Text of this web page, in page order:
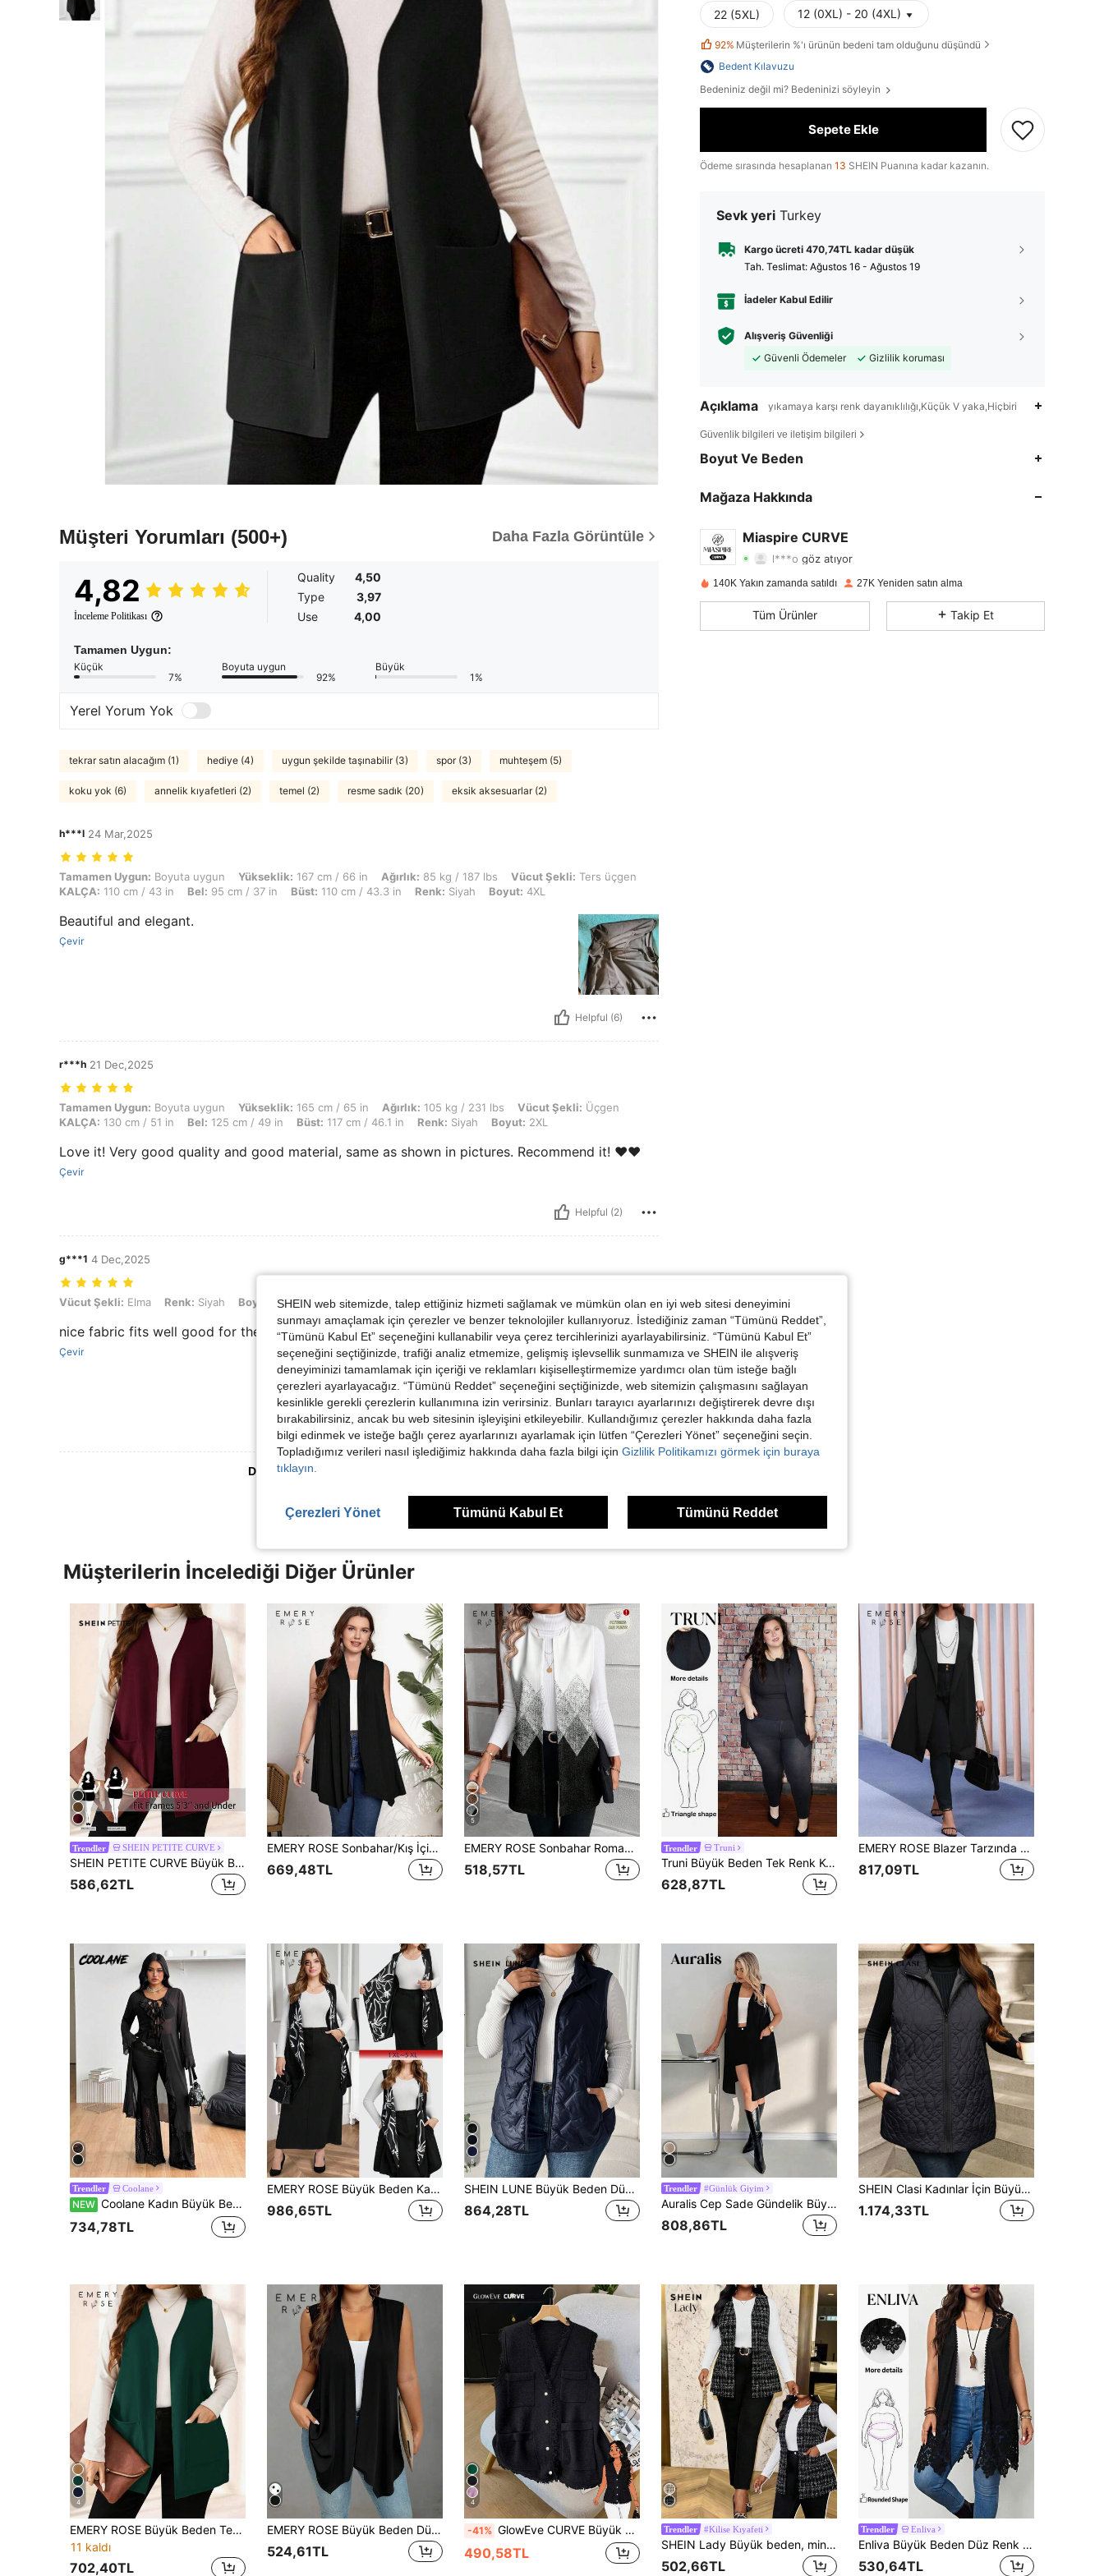
Müşteri Yorumları (500+) Daha Fazla Görüntüle
4,82
İnceleme Politikası
Quality
4,50
Type
3,97
Use
4,00
Tamamen Uygun:
Küçük
7%
Boyuta uygun
92%
Büyük
1%
Yerel Yorum Yok
tekrar satın alacağım (1) hediye (4) uygun şekilde taşınabilir (3) spor (3) muhteşem (5)
koku yok (6) annelik kıyafetleri (2) temel (2) resme sadık (20) eksik aksesuarlar (2)
h***l 24 Mar,2025
Tamamen Uygun: Boyuta uygun, Yükseklik: 167 cm / 66 in, Ağırlık: 85 kg / 187 lbs, Vücut Şekli: Ters üçgen, KALÇA: 110 cm / 43 in, Bel: 95 cm / 37 in, Büst: 110 cm / 43.3 in, Renk: Siyah, Boyut: 4XL
Tamamen Uygun: Boyuta uygun Yükseklik: 167 cm / 66 in Ağırlık: 85 kg / 187 lbs Vücut Şekli: Ters üçgen
KALÇA: 110 cm / 43 in Bel: 95 cm / 37 in Büst: 110 cm / 43.3 in Renk: Siyah Boyut: 4XL
Beautiful and elegant.
Çevir
Helpful (6)
r***h 21 Dec,2025
Tamamen Uygun: Boyuta uygun, Yükseklik: 165 cm / 65 in, Ağırlık: 105 kg / 231 lbs, Vücut Şekli: Üçgen, KALÇA: 130 cm / 51 in, Bel: 125 cm / 49 in, Büst: 117 cm / 46.1 in, Renk: Siyah, Boyut: 2XL
Tamamen Uygun: Boyuta uygun Yükseklik: 165 cm / 65 in Ağırlık: 105 kg / 231 lbs Vücut Şekli: Üçgen
KALÇA: 130 cm / 51 in Bel: 125 cm / 49 in Büst: 117 cm / 46.1 in Renk: Siyah Boyut: 2XL
Love it! Very good quality and good material, same as shown in pictures. Recommend it! ❤️❤️
Çevir
Helpful (2)
g***1 4 Dec,2025
Vücut Şekli: Elma, Renk: Siyah, Boyut: 4XL
Vücut Şekli: Elma Renk: Siyah Boyut: 4XL
nice fabric fits well good for the price
Çevir
Helpful (1)
Daha Fazla Değerlendirme Görüntüle
22 (5XL) 12 (0XL) - 20 (4XL)
92% Müşterilerin %'ı ürünün bedeni tam olduğunu düşündü
Bedent Kılavuzu
Bedeniniz değil mi? Bedeninizi söyleyin
Sepete Ekle
Ödeme sırasında hesaplanan 13 SHEIN Puanına kadar kazanın.
Sevk yeri Turkey
Kargo ücreti 470,74TL kadar düşük
Tah. Teslimat: Ağustos 16 - Ağustos 19
İadeler Kabul Edilir
Alışveriş Güvenliği
Güvenli Ödemeler
Gizlilik koruması
Açıklama yıkamaya karşı renk dayanıklılığı,Küçük V yaka,Hiçbiri
Güvenlik bilgileri ve iletişim bilgileri
Boyut Ve Beden
Mağaza Hakkında
Miaspire CURVE
4,77
4,77
4,77 Derecelendirme
4,77 560 7.3K
140K Yakın zamanda satıldı 27K Yeniden satın alma
Tüm Ürünler Takip Et
Müşterilerin İncelediği Diğer Ürünler
Trendler SHEIN PETITE CURVE
SHEIN PETITE CURVE Büyük Beden Tek Renk Kolsuz Bol Cepli Sade Günlük Mont, İlkbahar/Yaz, Sonbahar/Kış Tatili
586,62TL
EMERY ROSE Sonbahar/Kış İçin Plus Solid Açık Ön Yelek Mont
669,48TL
5
EMERY ROSE Sonbahar Romantik Günlük Siyah Beyaz Ombre Baklava Desenli Geometrik Baskılı Büyük Beden Kadın Ceket, Kadın Yelek, Siyah Beyaz Palto, Yılbaşı, Ofis, Dış Giyim İlkbahar
518,57TL
Trendler Truni
Truni Büyük Beden Tek Renk Kolsuz Bol Cepli Sade Günlük Ceket, İlkbahar/Yaz, Yazlık Giysiler, Kadın Tatil Kıyafetleri / Sonbahar/Kış Tatili
628,87TL
EMERY ROSE Blazer Tarzında Büyük Beden Günlük Yelek Ceket, Sonbahar
817,09TL
Trendler Coolane
NEW Coolane Kadın Büyük Beden Sonbahar Şık Seksi Parti Tatil Gece Dışarı Çıkma Kulüp Y2K Gyaru Nefes Alabilen File Fırfırlı Kurdeleli Siyah Uzun Palto Cadılar Bayramı
734,78TL
EMERY ROSE Büyük Beden Kadınlar Yaz Yeni Moda Tasarım Baskılı Şal Yelek Ceket, Sonbahar ve Kış, Dışarı Çıkma, Ofis Giyim Kadın, Kış, Kışlık Ceket Kadın
986,65TL
5
SHEIN LUNE Büyük Beden Düz Renk Ön Fermuarlı Kolsuz Cepli Günlük Dolgulu Mont, Günlük Giyim, Kış İçin
864,28TL
Trendler #Günlük Giyim
Auralis Cep Sade Gündelik Büyük Beden Montlar
808,86TL
SHEIN Clasi Kadınlar İçin Büyük Beden Siyah Uzun Sıcak Mont/Ceket, Kışlık Bayan Dış Giyim
1.174,33TL
4
EMERY ROSE Büyük Beden Tek Renk Kolsuz Bol Cepli Sade Günlük Mont, İlkbahar/Yaz, Tatil, Sonbahar/Kış İş Gündelik Giyim
11 kaldı
702,40TL
EMERY ROSE Büyük Beden Düz Renk Minimalist Kolsuz Ceket, Sokak Stili
524,61TL
4
-41% GlowEve CURVE Büyük Beden Günlük Düz Renk Yün Yelek, V Yaka Saçaklı Ceket
490,58TL
Trendler #Kilise Kıyafeti
SHEIN Lady Büyük beden, minimalist siyah beyaz ekose yelek, sonbahar/kış aylarında günlük kullanım için uygundur.
502,66TL
Trendler Enliva
Enliva Büyük Beden Düz Renk Delikli Kolsuz Uzun Ceket Kış Sonbahar, Elma ve Yuvarlak Vücut Tipleri İçin
530,64TL
SHEIN web sitemizde, talep ettiğiniz hizmeti sağlamak ve mümkün olan en iyi web sitesi deneyimini
sunmayı amaçlamak için çerezler ve benzer teknolojiler kullanıyoruz. İstediğiniz zaman “Tümünü Reddet”,
“Tümünü Kabul Et” seçeneğini kullanabilir veya çerez tercihlerinizi ayarlayabilirsiniz. “Tümünü Kabul Et”
seçeneğini seçtiğinizde, trafiği analiz etmemize, gelişmiş işlevsellik sunmamıza ve SHEIN ile alışveriş
deneyiminizi tamamlamak için içeriği ve reklamları kişiselleştirmemize yardımcı olan tüm isteğe bağlı
çerezleri ayarlayacağız. “Tümünü Reddet” seçeneğini seçtiğinizde, web sitemizin çalışmasını sağlayan
kesinlikle gerekli çerezlerin kullanımına izin verirsiniz. Bunları tarayıcı ayarlarınızı değiştirerek devre dışı
bırakabilirsiniz, ancak bu web sitesinin işleyişini etkileyebilir. Kullandığımız çerezler hakkında daha fazla
bilgi edinmek ve isteğe bağlı çerez ayarlarınızı ayarlamak için lütfen “Çerezleri Yönet” seçeneğini seçin.
Topladığımız verileri nasıl işlediğimiz hakkında daha fazla bilgi için Gizlilik Politikamızı görmek için buraya
tıklayın.
Çerezleri Yönet Tümünü Kabul Et Tümünü Reddet